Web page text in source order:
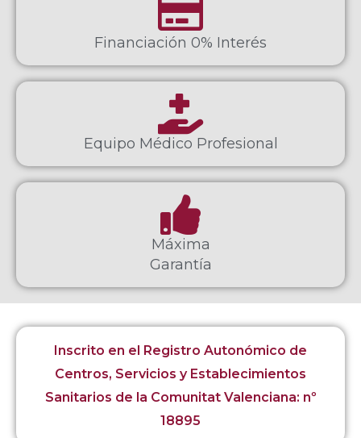
Financiación 0% Interés
Equipo Médico Profesional
Máxima
Garantía
Inscrito en el Registro Autonómico de
Centros, Servicios y Establecimientos
Sanitarios de la Comunitat Valenciana: nº
18895